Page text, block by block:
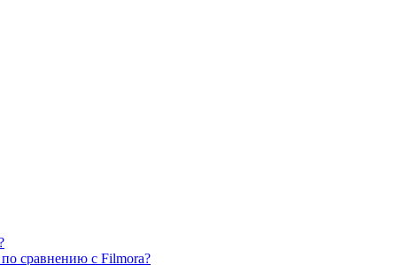
по сравнению с Filmora?